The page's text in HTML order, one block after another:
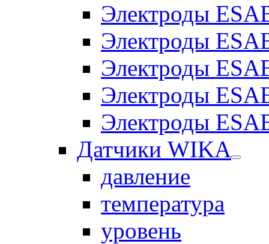
Электроды
Электроды
Электроды
Электроды
Электроды
Датчики WIKA
давление
температура
уровень